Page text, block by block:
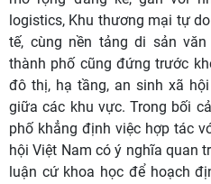
logistics, Khu thương mại tự
tế, cùng nền tảng di sản
thành phố cũng đứng trước
đô thị, hạ tầng, an sinh xã
giữa các khu vực. Trong bối
phố khẳng định việc hợp tác
hội Việt Nam có ý nghĩa quan
luận cứ khoa học để hoạch